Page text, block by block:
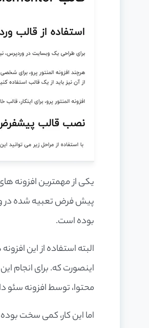
یکی از مهمترین افزونه
پیش فرض تعبیه شده در
بوده است.
البته استفاده از این
اینصورت که. برای انجام
محتوا، توسط افزونه سئو
اما این کار، کمی سخت